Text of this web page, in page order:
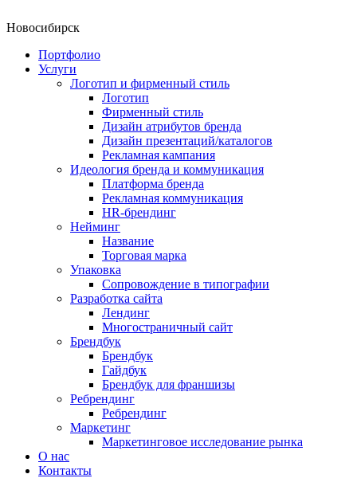
Новосибирск
Портфолио
Услуги
Логотип и фирменный стиль
Логотип
Фирменный стиль
Дизайн атрибутов бренда
Дизайн презентаций/каталогов
Рекламная кампания
Идеология бренда и коммуникация
Платформа бренда
Рекламная коммуникация
HR-брендинг
Нейминг
Название
Торговая марка
Упаковка
Сопровождение в типографии
Разработка сайта
Лендинг
Многостраничный сайт
Брендбук
Брендбук
Гайдбук
Брендбук для франшизы
Ребрендинг
Ребрендинг
Маркетинг
Маркетинговое исследование рынка
О нас
Контакты